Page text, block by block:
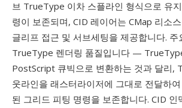
브 TrueType 이차 스플라인 형식으로 유
령이 보존되며, CID 레이어는 CMap 리소
글리프 접근 및 서브세팅을 제공합니다. 주
TrueType 렌더링 품질입니다 —
PostScript 큐빅으로 변환하는 것과 달리,
웃라인을 래스터라이저에 그대로 전달하
된 그리드 피팅 명령을 보존합니다. CID 인